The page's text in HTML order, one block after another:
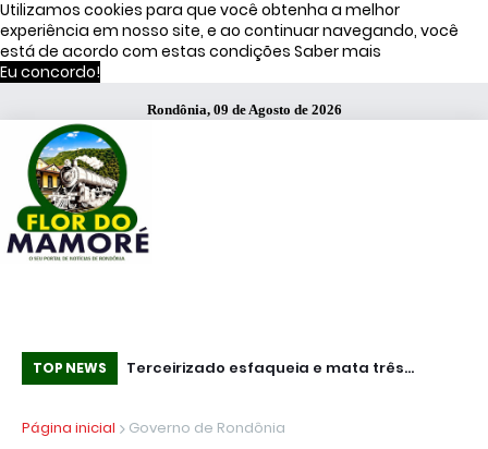
Utilizamos cookies para que você obtenha a melhor
experiência em nosso site, e ao continuar navegando, você
está de acordo com estas condições Saber mais
Eu concordo!
Rondônia, 09 de Agosto de 2026
TOP NEWS
de Moraes
Terceirizado esfaqueia e mata três
Paulista
Página inicial Governo de Rondônia